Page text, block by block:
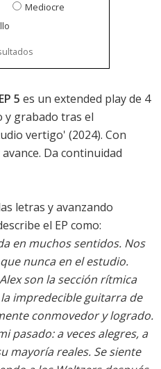
Mediocre
5 es un extended play de 4
y grabado tras el
vertigo' (2024). Con
Da continuidad
letras y avanzando
el EP como:
en muchos sentidos. Nos
nunca en el estudio.
son la sección rítmica
impredecible guitarra de
conmovedor y logrado.
pasado: a veces alegres, a
mayoría reales. Se siente